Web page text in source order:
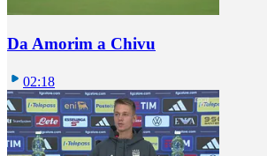
Da Amorim a Chivu
02:18